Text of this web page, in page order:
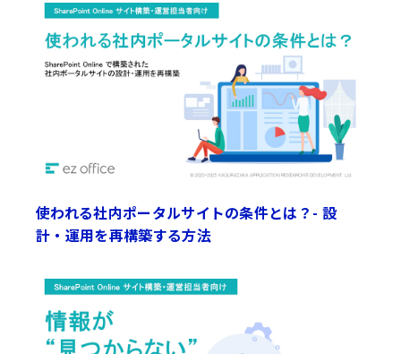
使われる社内ポータルサイトの条件とは？- 設
計・運用を再構築する方法